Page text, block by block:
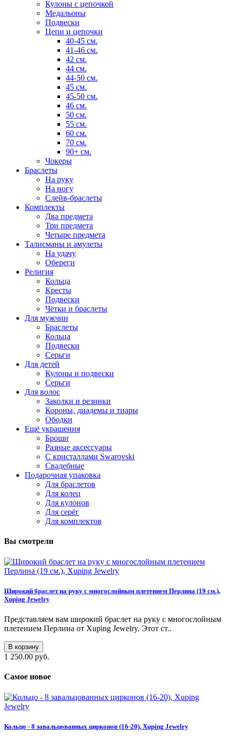
Кулоны с цепочкой
Медальоны
Подвески
Цепи и цепочки
40-45 см.
41-46 см.
42 см.
44 см.
44-50 см.
45 см.
45-50 см.
46 см.
50 см.
55 см.
60 см.
70 см.
90+ см.
Чокеры
Браслеты
На руку
На ногу
Слейв-браслеты
Комплекты
Два предмета
Три предмета
Четыре предмета
Талисманы и амулеты
На удачу
Обереги
Религия
Кольца
Кресты
Подвески
Чётки и браслеты
Для мужчин
Браслеты
Кольца
Подвески
Серьги
Для детей
Кулоны и подвески
Серьги
Для волос
Заколки и резинки
Короны, диадемы и тиары
Ободки
Ещё украшения
Броши
Разные аксессуары
С кристаллами Swarovski
Свадебные
Подарочная упаковка
Для браслетов
Для колец
Для кулонов
Для серёг
Для комплектов
Вы смотрели
Широкий браслет на руку с многослойным плетением Перлина (19 см.),
Xuping Jewelry
Представляем вам широкий браслет на руку с многослойным
плетением Перлина от Xuping Jewelry. Этот ст..
В корзину
1 250.00 руб.
Самое новое
Кольцо - 8 завальцованных цирконов (16-20), Xuping Jewelry